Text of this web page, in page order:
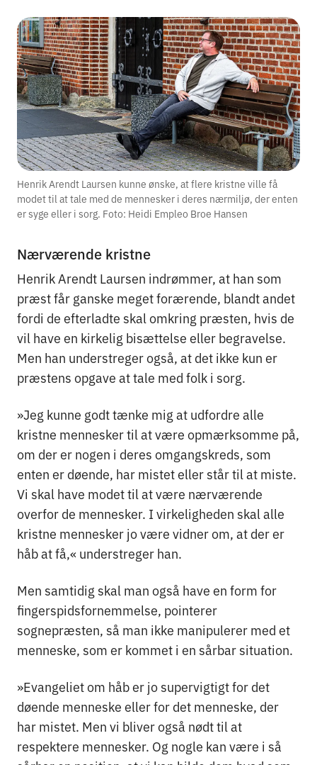
Henrik Arendt Laursen kunne ønske, at flere kristne ville få
modet til at tale med de mennesker i deres nærmiljø, der enten
er syge eller i sorg. Foto: Heidi Empleo Broe Hansen
Nærværende kristne
Henrik Arendt Laursen indrømmer, at han som
præst får ganske meget forærende, blandt andet
fordi de efterladte skal omkring præsten, hvis de
vil have en kirkelig bisættelse eller begravelse.
Men han understreger også, at det ikke kun er
præstens opgave at tale med folk i sorg.
»Jeg kunne godt tænke mig at udfordre alle
kristne mennesker til at være opmærksomme på,
om der er nogen i deres omgangskreds, som
enten er døende, har mistet eller står til at miste.
Vi skal have modet til at være nærværende
overfor de mennesker. I virkeligheden skal alle
kristne mennesker jo være vidner om, at der er
håb at få,« understreger han.
Men samtidig skal man også have en form for
fingerspidsfornemmelse, pointerer
sognepræsten, så man ikke manipulerer med et
menneske, som er kommet i en sårbar situation.
»Evangeliet om håb er jo supervigtigt for det
døende menneske eller for det menneske, der
har mistet. Men vi bliver også nødt til at
respektere mennesker. Og nogle kan være i så